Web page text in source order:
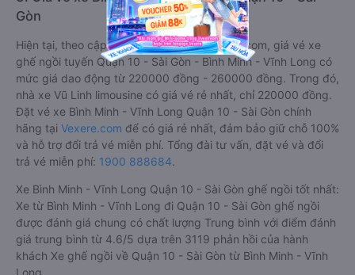
Gòn
Hiện tại, theo cập nhật mới nhất của Vexere.com, giá vé xe
ghế ngồi tuyến Quận 10 - Sài Gòn - Bình Minh - Vĩnh Long có
mức giá dao động từ 220000 đồng - 260000 đồng. Trong đó,
nhà xe Vũ Linh limousine có giá vé rẻ nhất, chỉ 220000 đồng.
Đặt vé xe Bình Minh - Vĩnh Long Quận 10 - Sài Gòn chính
hãng tại Vexere.com để có giá rẻ nhất, đảm bảo giữ chỗ 100%
và hỗ trợ đổi trả vé miễn phí. Tổng đài tư vấn, đặt vé và đổi
trả vé miễn phí: 1900 888684.
Xe Bình Minh - Vĩnh Long Quận 10 - Sài Gòn ghế ngồi tốt nhất:
Xe từ Bình Minh - Vĩnh Long đi Quận 10 - Sài Gòn ghế ngồi
được đánh giá chung có chất lượng Trung bình với điểm đánh
giá trung bình từ 4.6/5 dựa trên 3119 phản hồi của hành
khách Xe ghế ngồi về Quận 10 - Sài Gòn từ Bình Minh - Vĩnh
Long.